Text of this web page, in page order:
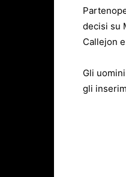
decisi su
Callejon
Gli
gli